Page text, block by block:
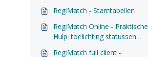
RegiMatch - Stamtabellen
RegiMatch Online - Praktische
Hulp: toelichting statussen
RegiMatch full client -